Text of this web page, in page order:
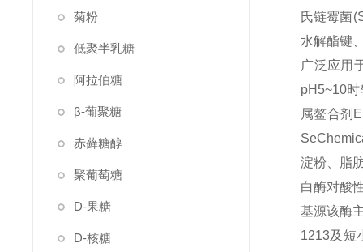
菊粉
低聚半乳糖
阿拉伯糖
β-葡聚糖
赤藓糖醇
聚葡萄糖
D-果糖
D-核糖
氏链霉菌
水解酯键
广泛应用
pH5~10
属鳌合剂
淀粉、脂
白酶对酸
基源该酶
1213及短